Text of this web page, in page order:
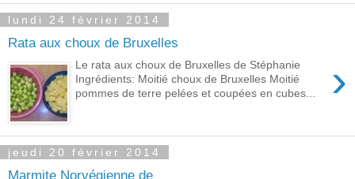
lundi 24 février 2014
Rata aux choux de Bruxelles
›
Le rata aux choux de Bruxelles de Stéphanie
Ingrédients: Moitié choux de Bruxelles Moitié
pommes de terre pelées et coupées en cubes...
jeudi 20 février 2014
Marmite Norvégienne de